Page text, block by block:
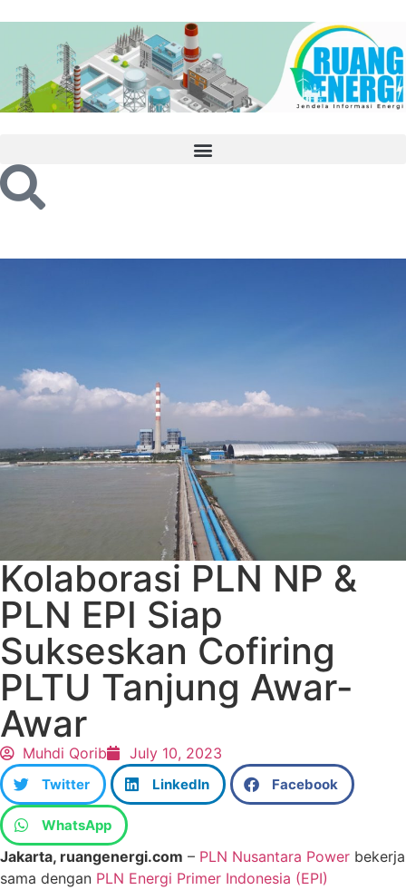
Kolaborasi PLN NP &
PLN EPI Siap
Sukseskan Cofiring
PLTU Tanjung Awar-
Awar
Muhdi Qorib July 10, 2023
Twitter LinkedIn Facebook
WhatsApp
Jakarta, ruangenergi.com – PLN Nusantara Power bekerja
sama dengan PLN Energi Primer Indonesia (EPI)